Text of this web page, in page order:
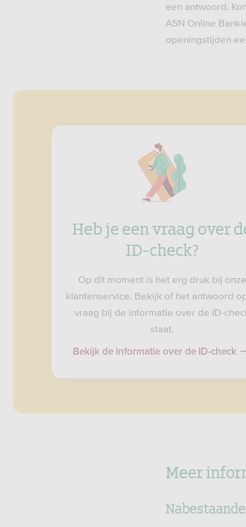
een antwoord.
ASN Online
openingstijden
Heb je een vraag over
ID-check?
Op dit moment is het erg druk bij onze
klantenservice. Bekijk of het antwoord
vraag bij de informatie over de ID-
staat.
Bekijk de informatie over de ID-check
Meer